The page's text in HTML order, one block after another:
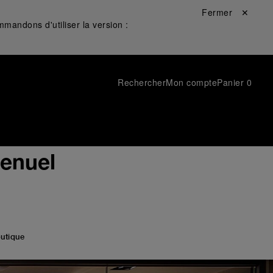
d'utiliser la version :
Fermer ✕
RechercherMon comptePanier 0